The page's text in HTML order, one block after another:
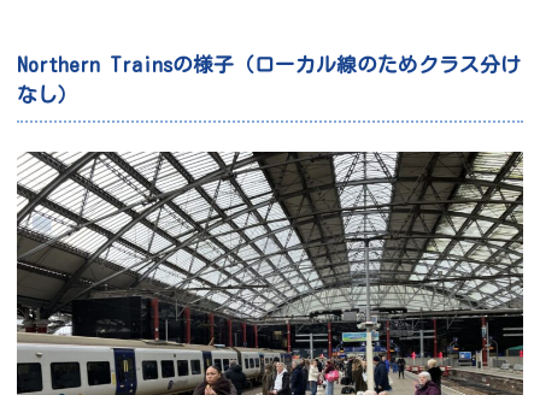
Northern Trainsの様子（ローカル線のためクラス分け
なし）